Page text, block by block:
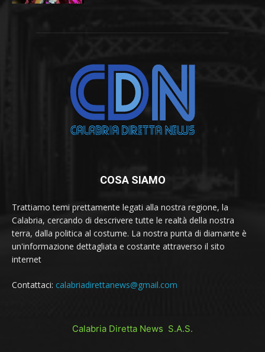
COSA SIAMO
Trattiamo temi prettamente legati alla nostra regione, la
Calabria, cercando di descrivere tutte le realtà della nostra
terra, dalla politica al costume. La nostra punta di diamante è
un'informazione dettagliata e costante attraverso il sito
internet
Contattaci: calabriadirettanews@gmail.com
Calabria Diretta News S.A.S.